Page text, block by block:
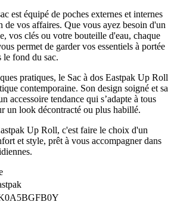
est équipé de poches externes et internes
vos affaires. Que vous ayez besoin d'un
vos clés ou votre bouteille d'eau, chaque
permet de garder vos essentiels à portée
le fond du sac.
pratiques, le Sac à dos Eastpak Up Roll
contemporaine. Son design soigné et sa
accessoire tendance qui s’adapte à tous
un look décontracté ou plus habillé.
Up Roll, c'est faire le choix d'un
et style, prêt à vous accompagner dans